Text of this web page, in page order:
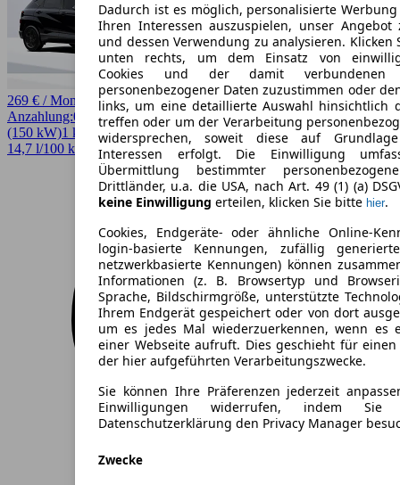
Dadurch ist es möglich, personalisierte
Ihren Interessen auszuspielen, unser Angebot
und dessen Verwendung zu analysieren. Klicken
unten rechts, um dem Einsatz von
Cookies und der damit verbundenen
personenbezogener Daten zuzustimmen oder
links, um eine detaillierte Auswahl hinsichtlich
treffen oder um der Verarbeitung
widersprechen, soweit diese auf
Interessen erfolgt. Die Einwilligung
Übermittlung bestimmter
Drittländer, u.a. die USA, nach Art. 49 (1) (a)
keine Einwilligung erteilen, klicken Sie bitte hier.
Cookies, Endgeräte- oder ähnliche Online-
login-basierte Kennungen, zufällig
netzwerkbasierte Kennungen) können
Informationen (z. B. Browsertyp und
Sprache, Bildschirmgröße, unterstützte
Ihrem Endgerät gespeichert oder von dort
um es jedes Mal wiederzuerkennen, wenn es
einer Webseite aufruft. Dies geschieht für
der hier aufgeführten Verarbeitungszwecke.
Sie können Ihre Präferenzen jederzeit
Einwilligungen widerrufen, indem
Datenschutzerklärung den Privacy Manager
Zwecke
269 € / Monat
Anzahlung:0,00 €Laufzeit:36 Monate km/Jahr:5.000Elektro204 PS
(150 kW)1 km EZ 08/2026 AutomatikSUV / Pickup4 Türen
14,7 l/100 km (komb.)* · 0 g/km CO2* · CO2-Klasse A